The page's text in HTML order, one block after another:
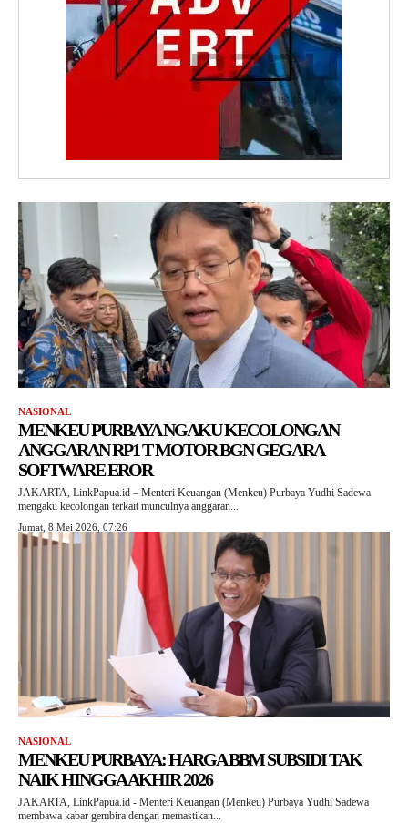
NASIONAL
MENKEU PURBAYA NGAKU KECOLONGAN
ANGGARAN RP1 T MOTOR BGN GEGARA
SOFTWARE EROR
JAKARTA, LinkPapua.id – Menteri Keuangan (Menkeu) Purbaya Yudhi Sadewa
mengaku kecolongan terkait munculnya anggaran...
Jumat, 8 Mei 2026, 07:26
NASIONAL
MENKEU PURBAYA: HARGA BBM SUBSIDI TAK
NAIK HINGGA AKHIR 2026
JAKARTA, LinkPapua.id - Menteri Keuangan (Menkeu) Purbaya Yudhi Sadewa
membawa kabar gembira dengan memastikan...